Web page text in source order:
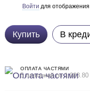
Войти для отображения
Купить В
ОПЛАТА ЧАСТЯМИ
5 платежей по 1 083.80